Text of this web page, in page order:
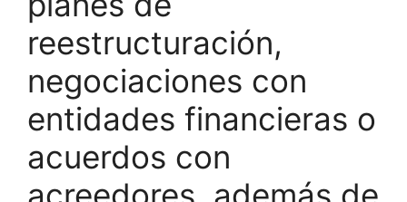
reestructuración,
negociaciones con
entidades financieras o
acuerdos con